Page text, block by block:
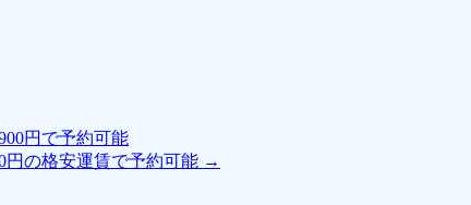
円で予約可能
円の格安運賃で予約可能 →